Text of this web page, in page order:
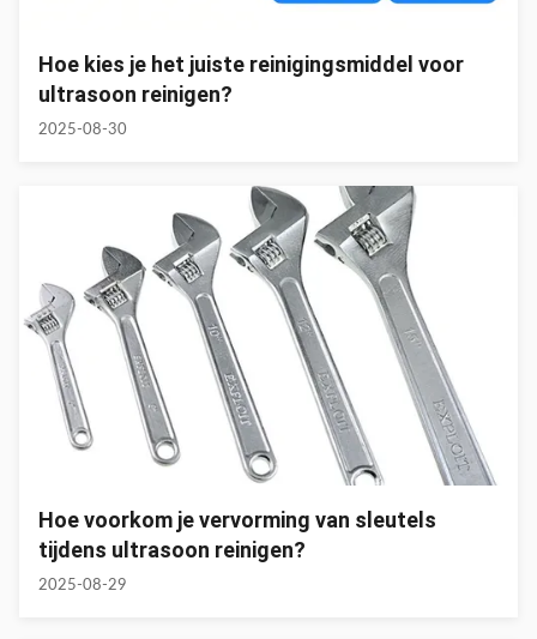
Hoe kies je het juiste reinigingsmiddel voor
ultrasoon reinigen?
2025-08-30
Hoe voorkom je vervorming van sleutels
tijdens ultrasoon reinigen?
2025-08-29